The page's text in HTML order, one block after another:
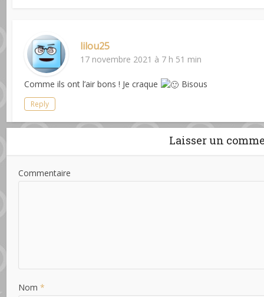
lilou25
17 novembre 2021 à 7 h 51 min
Comme ils ont l’air bons ! Je craque Bisous
Reply
Laisser un
Commentaire
Nom*